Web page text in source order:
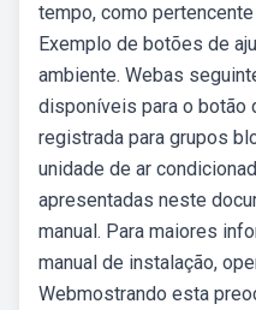
tempo, como
Exemplo de botões de
ambiente. Webas
disponíveis para o botão
registrada para grupos
unidade de ar
apresentadas neste
manual. Para maiores
manual de instalação,
Webmostrando esta